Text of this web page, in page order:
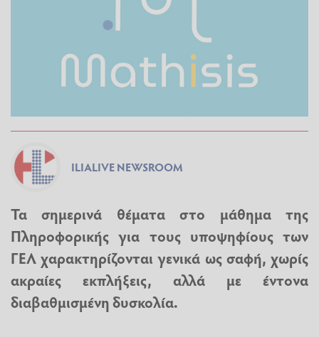
ILIALIVE NEWSROOM
Τα σημερινά θέματα στο μάθημα της
Πληροφορικής για τους υποψηφίους των
ΓΕΛ χαρακτηρίζονται γενικά ως σαφή, χωρίς
ακραίες εκπλήξεις, αλλά με έντονα
διαβαθμισμένη δυσκολία.